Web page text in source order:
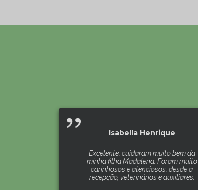
Isabella Henrique
Excelente, cuidaram muito bem da
minha filha Madalena. Foram muito
carinhosos e atenciosos, desde a
recepção, veterinários e auxiliares.